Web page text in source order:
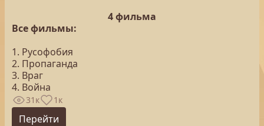
4 фильма
Все фильмы:
1. Русофобия
2. Пропаганда
3. Враг
4. Война
31к 1к
Перейти